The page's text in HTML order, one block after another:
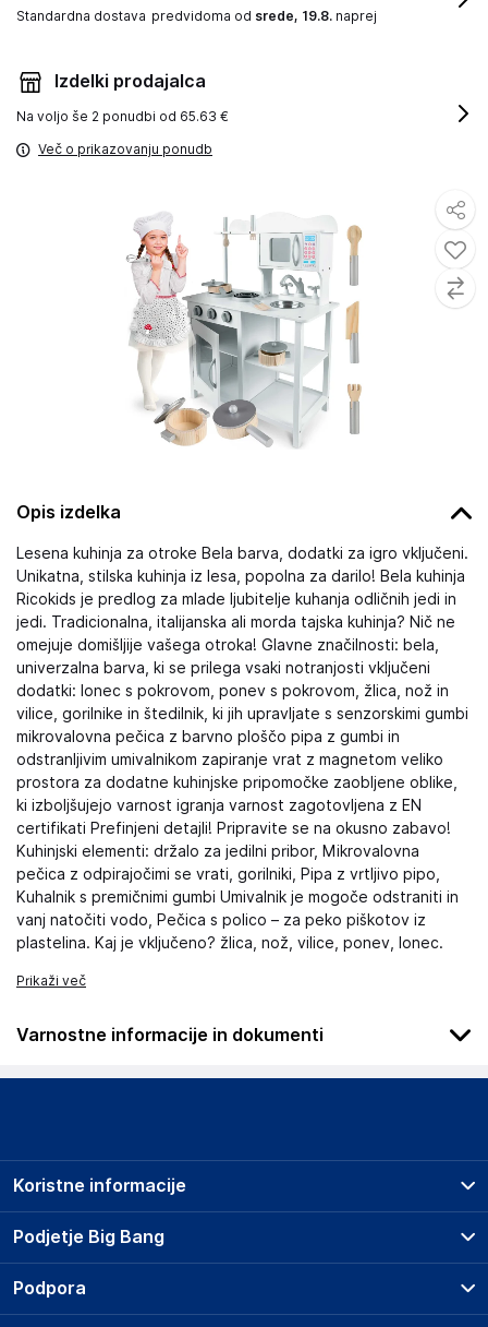
Opis izdelka
Lesena kuhinja za otroke Bela barva, dodatki za igro vključeni.
Unikatna, stilska kuhinja iz lesa, popolna za darilo! Bela kuhinja
Ricokids je predlog za mlade ljubitelje kuhanja odličnih jedi in
jedi. Tradicionalna, italijanska ali morda tajska kuhinja? Nič ne
omejuje domišljije vašega otroka! Glavne značilnosti: bela,
univerzalna barva, ki se prilega vsaki notranjosti vključeni
dodatki: lonec s pokrovom, ponev s pokrovom, žlica, nož in
vilice, gorilnike in štedilnik, ki jih upravljate s senzorskimi gumbi
mikrovalovna pečica z barvno ploščo pipa z gumbi in
odstranljivim umivalnikom zapiranje vrat z magnetom veliko
prostora za dodatne kuhinjske pripomočke zaobljene oblike,
ki izboljšujejo varnost igranja varnost zagotovljena z EN
certifikati Prefinjeni detajli! Pripravite se na okusno zabavo!
Kuhinjski elementi: držalo za jedilni pribor, Mikrovalovna
pečica z odpirajočimi se vrati, gorilniki, Pipa z vrtljivo pipo,
Kuhalnik s premičnimi gumbi Umivalnik je mogoče odstraniti in
vanj natočiti vodo, Pečica s polico – za peko piškotov iz
plastelina. Kaj je vključeno? žlica, nož, vilice, ponev, lonec.
Prikaži več
Varnostne informacije in dokumenti
Podatki o proizvajalcu
Comet
Poljska
Standardna dostava predvidoma od srede, 19.8. naprej
Izdelki prodajalca
Na voljo še 2 ponudbi od 65.63 €
Več o prikazovanju ponudb
Podjetje Big Bang
O podjetju
Koristne informacije
Prodajna mesta
Storitve
Dostava, vnos in odvoz
Podpora